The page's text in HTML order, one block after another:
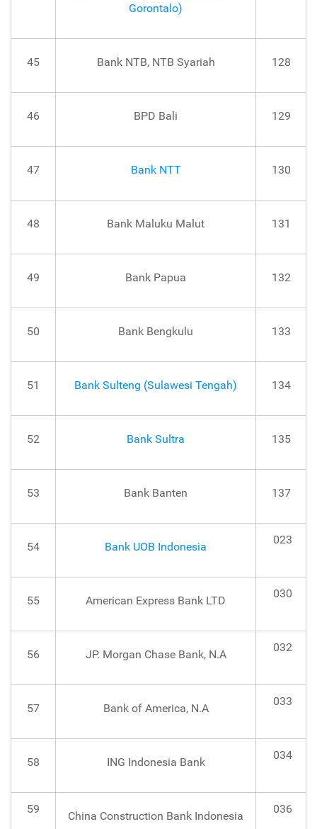
Gorontalo)
45 Bank NTB, NTB Syariah 128
46 BPD Bali 129
47 Bank NTT 130
48 Bank Maluku Malut 131
49 Bank Papua 132
50 Bank Bengkulu 133
51 Bank Sulteng (Sulawesi Tengah) 134
52 Bank Sultra 135
53 Bank Banten 137
54 Bank UOB Indonesia
023
55 American Express Bank LTD
030
56 JP. Morgan Chase Bank, N.A
032
57 Bank of America, N.A
033
58 ING Indonesia Bank
034
59
China Construction Bank Indonesia
036